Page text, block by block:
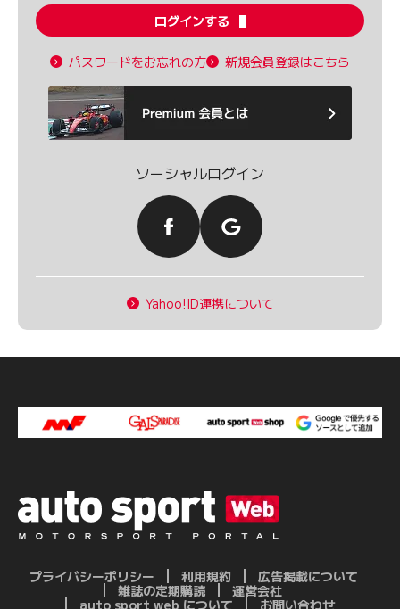
ログインする
パスワードをお忘れの方 新規会員登録はこちら
ソーシャルログイン
Yahoo!ID連携について
プライバシーポリシー 利用規約
広告掲載について
雑誌の定期購読
運営会社
auto sport web について
お問い合わせ